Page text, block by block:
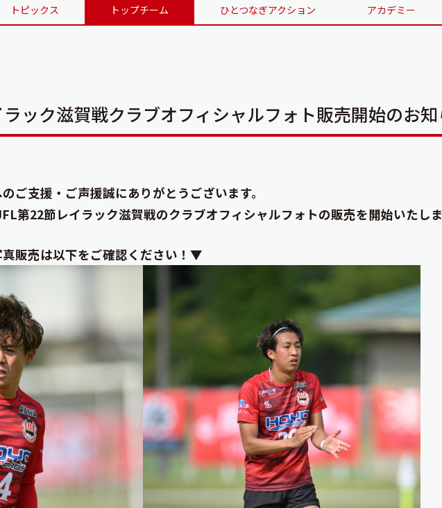
トピックス トップチーム ひとつなぎアクション アカデミー
ラック滋賀戦クラブオフィシャルフォト販売開始のお
ご支援・ご声援誠にありがとうございます。
第22節レイラック滋賀戦のクラブオフィシャルフォトの販売を開始いたしま
販売は以下をご確認ください！▼